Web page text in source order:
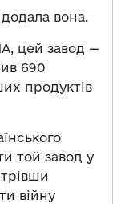
вона.
цей завод —
690
продуктів
той завод у
війну